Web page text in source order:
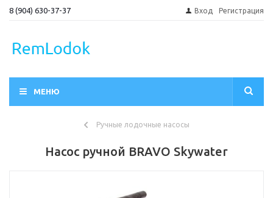
8 (904) 630-37-37 Вход Регистрация
МЕНЮ
Ручные лодочные насосы
Насос ручной BRAVO Skywater